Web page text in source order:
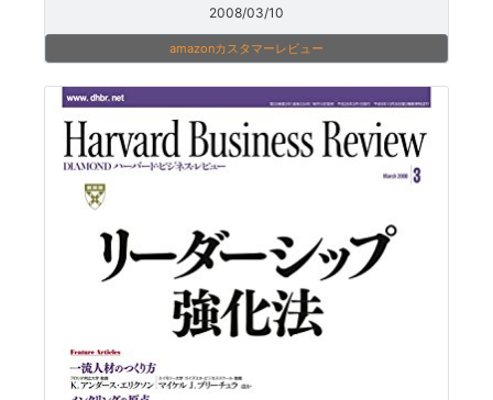
2008/03/10
amazonカスタマーレビュー